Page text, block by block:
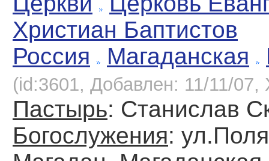
Христиан Баптистов
Россия
Магаданская
(id:3601, Добавлен: 11/11/07,
Пастырь: Станислав
Богослужения: